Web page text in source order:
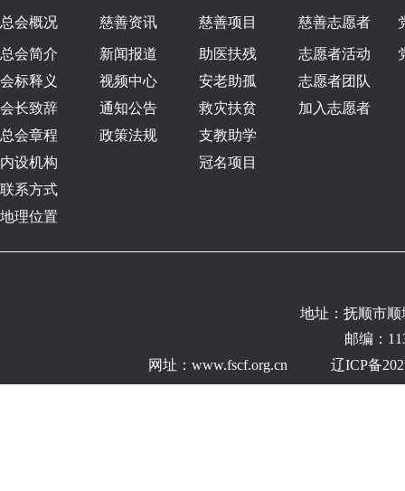
总会概况 慈善资讯 慈善项目 慈善志愿者
总会简介 新闻报道 助医扶残 志愿者活动
会标释义
视频中心 安老助孤
志愿者团队
会长致辞
通知公告 救灾扶贫
加入志愿者
总会章程
政策法规
支教助学
内设机构
冠名项目
联系方式
地理位置
地址：抚顺市
邮编：
网址： www.fscf.org.cn 辽ICP备